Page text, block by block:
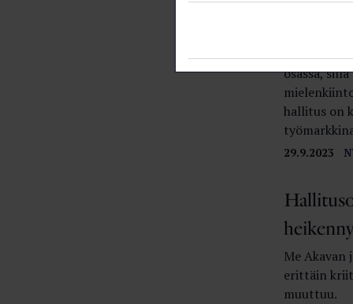
29.9.2023
osassa,
hallitus on
Me Akavan
erittäin
muuttuu.